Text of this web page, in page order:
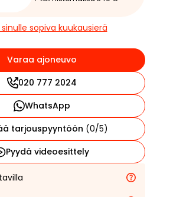
sinulle sopiva kuukausierä
Varaa ajoneuvo
020 777 2024
WhatsApp
tarjouspyyntöön (0/5)
Pyydä videoesittely